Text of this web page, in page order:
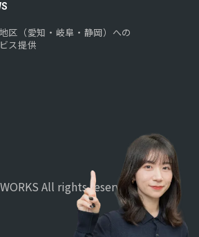
区（愛知・岐阜・静岡）への
ス提供
All rights reserved.